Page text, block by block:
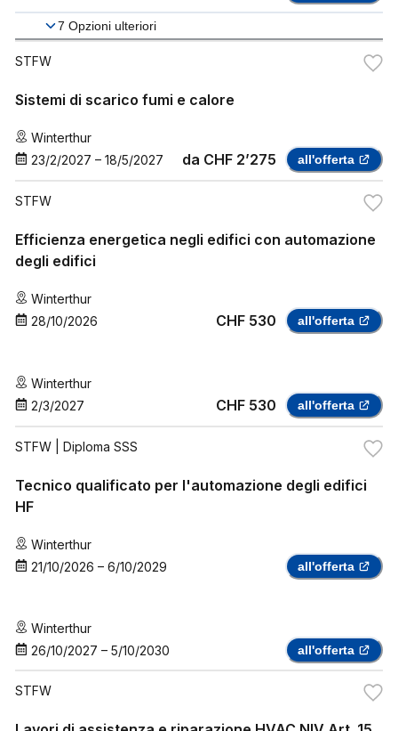
7 Opzioni ulteriori
STFW
Sistemi di scarico fumi e calore
Winterthur
23/2/2027 – 18/5/2027 da CHF 2’275 all'offerta
STFW
Efficienza energetica negli edifici con automazione
degli edifici
Winterthur
28/10/2026
CHF 530 all'offerta
Winterthur
2/3/2027
CHF 530 all'offerta
STFW | Diploma SSS
Tecnico qualificato per l'automazione degli edifici
HF
Winterthur
21/10/2026 – 6/10/2029 all'offerta
Winterthur
26/10/2027 – 5/10/2030 all'offerta
STFW